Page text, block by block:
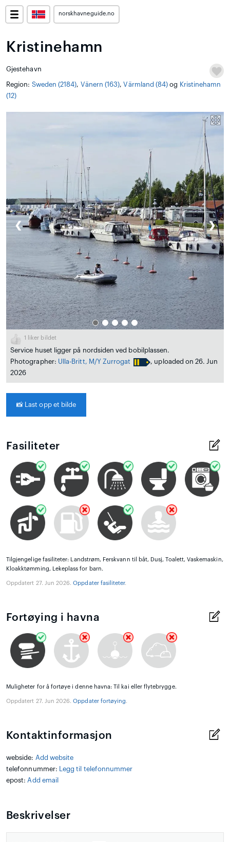
norskhavneguide.no
Kristinehamn
Gjestehavn
Region: Sweden (2184), Vänern (163),Värmland (84) og Kristinehamn
(12)
❮ ❯
1 liker bildet
Service huset ligger på nordsiden ved bobilplassen.
Photographer: Ulla-Britt, M/Y Zurrogat
, uploaded on 26. Jun
2026
📸 Last opp et bilde
Fasiliteter
Tilgjengelige fasiliteter: Landstrøm, Ferskvann til båt, Dusj, Toalett, Vaskemaskin,
Kloakktømming, Lekeplass for barn.
Oppdatert 27. Jun 2026.Oppdater fasiliteter.
Fortøying i havna
Muligheter for å fortøye i denne havna: Til kai eller flytebrygge.
Oppdatert 27. Jun 2026.Oppdater fortøying.
Kontaktinformasjon
webside: Add website
telefonnummer:
Legg til telefonnummer
epost: Add email
Beskrivelser